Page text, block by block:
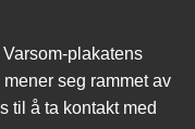
plakatens
seg rammet av
til å ta kontakt med